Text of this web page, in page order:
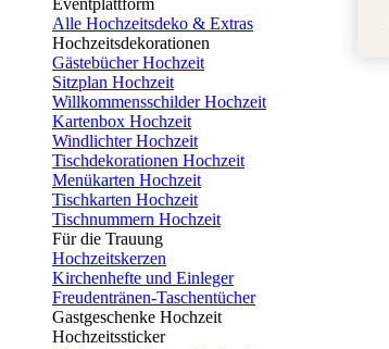
Eventplattform
Alle Hochzeitsdeko & Extras
Hochzeitsdekorationen
Gästebücher Hochzeit
Sitzplan Hochzeit
Willkommensschilder Hochzeit
Kartenbox Hochzeit
Windlichter Hochzeit
Tischdekorationen Hochzeit
Menükarten Hochzeit
Tischkarten Hochzeit
Tischnummern Hochzeit
Für die Trauung
Hochzeitskerzen
Kirchenhefte und Einleger
Freudentränen-Taschentücher
Gastgeschenke Hochzeit
Hochzeitssticker